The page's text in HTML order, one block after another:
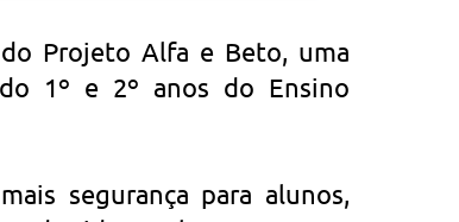
Projeto Alfa e Beto, uma
1º e 2º anos do Ensino
segurança para alunos,